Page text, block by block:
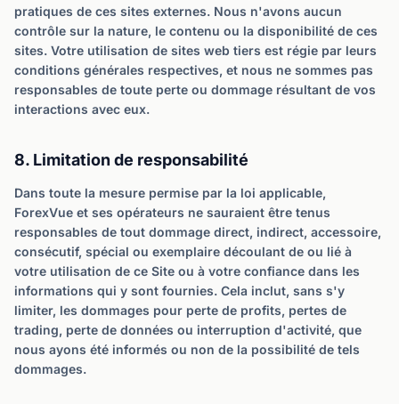
pratiques de ces sites externes. Nous n'avons aucun
contrôle sur la nature, le contenu ou la disponibilité de ces
sites. Votre utilisation de sites web tiers est régie par leurs
conditions générales respectives, et nous ne sommes pas
responsables de toute perte ou dommage résultant de vos
interactions avec eux.
8. Limitation de responsabilité
Dans toute la mesure permise par la loi applicable,
ForexVue et ses opérateurs ne sauraient être tenus
responsables de tout dommage direct, indirect, accessoire,
consécutif, spécial ou exemplaire découlant de ou lié à
votre utilisation de ce Site ou à votre confiance dans les
informations qui y sont fournies. Cela inclut, sans s'y
limiter, les dommages pour perte de profits, pertes de
trading, perte de données ou interruption d'activité, que
nous ayons été informés ou non de la possibilité de tels
dommages.